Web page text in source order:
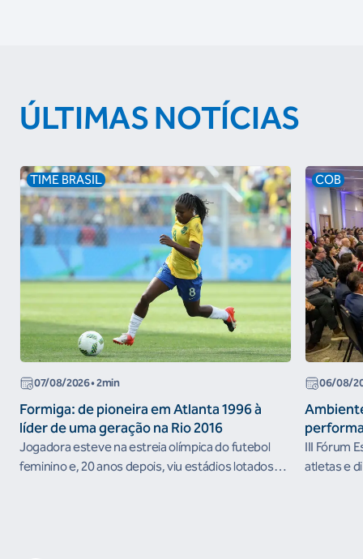
ÚLTIMAS NOTÍCIAS
TIME BRASIL
07/08/2026• 2min
Formiga: de pioneira em Atlanta 1996 à
líder de uma geração na Rio 2016
Jogadora esteve na estreia olímpica do futebol
feminino e, 20 anos depois, viu estádios lotados
COB
06/08/
III Fórum
atletas e